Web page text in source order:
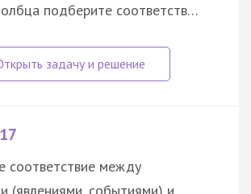
подберите соответств…
соответствие между